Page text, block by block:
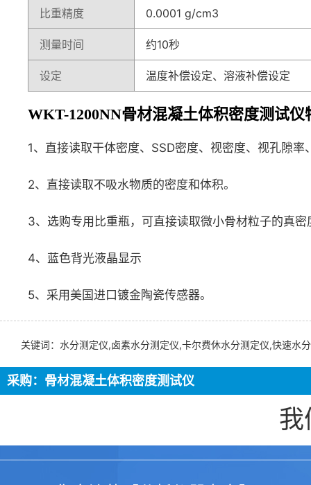
比重精度 0.0001 g/cm3
测量时间 约10秒
设定 温度补偿设定、溶液补偿设定
WKT-1200NN骨材混凝土体积密度测试仪
1、直接读取干体密度、SSD密度、视密度、视孔隙
2、直接读取不吸水物质的密度和体积。
3、选购专用比重瓶，可直接读取微小骨材粒子的真密
4、蓝色背光液晶显示
5、采用美国进口镀金陶瓷传感器。
关键词：水分测定仪,卤素水分测定仪,卡尔费休水分测定仪,快速水
采购：骨材混凝土体积密度测试仪
我
无论您是想获得更多关于我们做什么、为什么以及